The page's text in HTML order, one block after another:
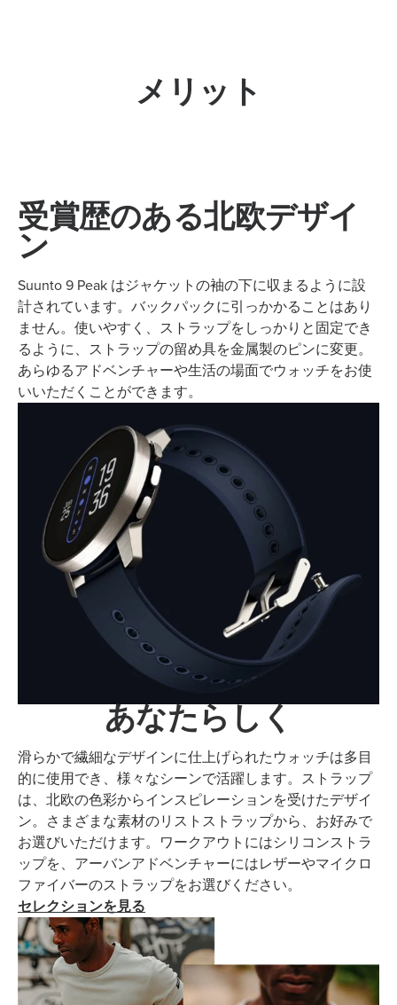
メリット
受賞歴のある北欧デザイ
ン
Suunto 9 Peak はジャケットの袖の下に収まるように設
計されています。バックパックに引っかかることはあり
ません。使いやすく、ストラップをしっかりと固定でき
るように、ストラップの留め具を金属製のピンに変更。
あらゆるアドベンチャーや生活の場面でウォッチをお使
いいただくことができます。
あなたらしく
滑らかで繊細なデザインに仕上げられたウォッチは多目
的に使用でき、様々なシーンで活躍します。ストラップ
は、北欧の色彩からインスピレーションを受けたデザイ
ン。さまざまな素材のリストストラップから、お好みで
お選びいただけます。ワークアウトにはシリコンストラ
ップを、アーバンアドベンチャーにはレザーやマイクロ
ファイバーのストラップをお選びください。
セレクションを見る